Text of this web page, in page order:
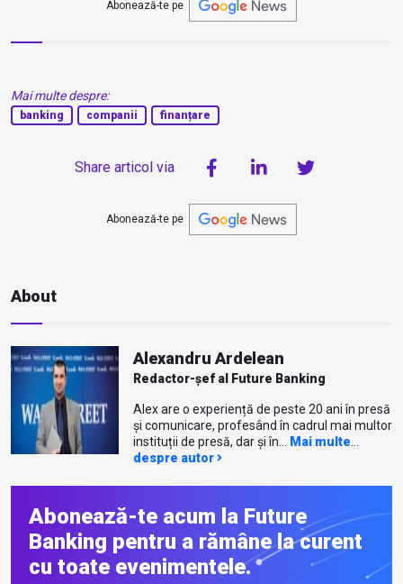
Abonează-te pe
Mai multe despre:
banking companii finanțare
Share articol via
Abonează-te pe
About
Alexandru Ardelean
Redactor-șef al Future Banking
Alex are o experiență de peste 20 ani în presă
și comunicare, profesând în cadrul mai multor
instituții de presă, dar și în... Mai multe
despre autor
Abonează-te acum la Future
Banking pentru a rămâne la curent
cu toate evenimentele.